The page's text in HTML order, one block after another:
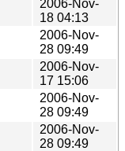
2006-Nov-
18 04:13
2006-Nov-
28 09:49
2006-Nov-
17 15:06
2006-Nov-
28 09:49
2006-Nov-
28 09:49